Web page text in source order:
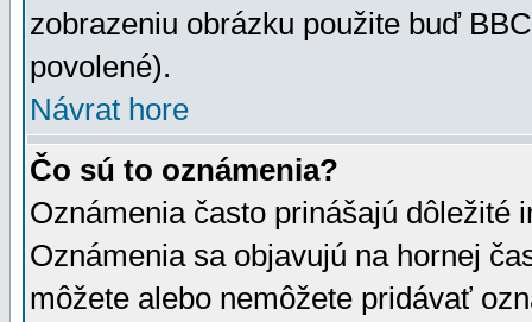
zobrazeniu obrázku použite buď
povolené).
Návrat hore
Čo sú to oznámenia?
Oznámenia často prinášajú dôležité
Oznámenia sa objavujú na hornej
môžete alebo nemôžete pridávať